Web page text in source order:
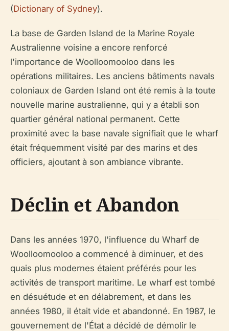
(Dictionary of Sydney).
La base de Garden Island de la Marine Royale
Australienne voisine a encore renforcé
l'importance de Woolloomooloo dans les
opérations militaires. Les anciens bâtiments navals
coloniaux de Garden Island ont été remis à la toute
nouvelle marine australienne, qui y a établi son
quartier général national permanent. Cette
proximité avec la base navale signifiait que le wharf
était fréquemment visité par des marins et des
officiers, ajoutant à son ambiance vibrante.
Déclin et Abandon
Dans les années 1970, l'influence du Wharf de
Woolloomooloo a commencé à diminuer, et des
quais plus modernes étaient préférés pour les
activités de transport maritime. Le wharf est tombé
en désuétude et en délabrement, et dans les
années 1980, il était vide et abandonné. En 1987, le
gouvernement de l'État a décidé de démolir le